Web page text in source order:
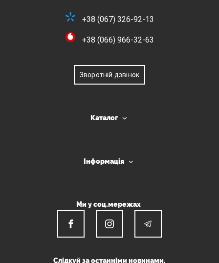
+38 (067) 326-92-13
+38 (066) 966-32-63
Зворотній дзвінок
Каталог
Інформація
Ми у соц.мережах
Слідкуй за останніми новинами.